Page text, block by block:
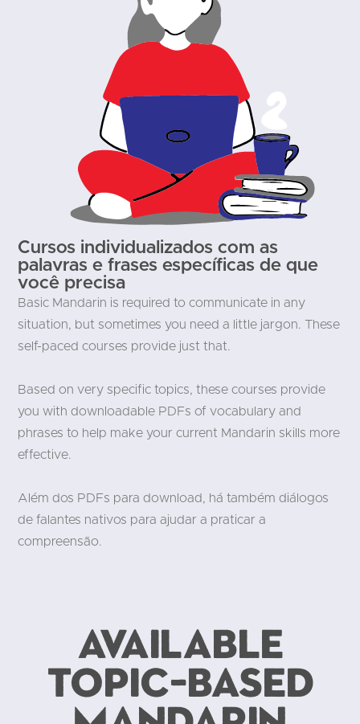
Cursos individualizados com as
palavras e frases específicas de que
você precisa
Basic Mandarin is required to communicate in any
situation, but sometimes you need a little jargon. These
self-paced courses provide just that.
Based on very specific topics, these courses provide
you with downloadable PDFs of vocabulary and
phrases to help make your current Mandarin skills more
effective.
Além dos PDFs para download, há também diálogos
de falantes nativos para ajudar a praticar a
compreensão.
available
Topic-Based